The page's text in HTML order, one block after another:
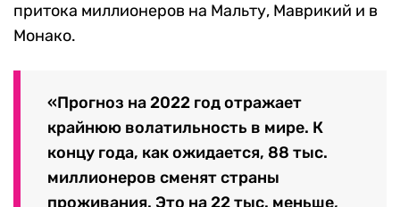
притока миллионеров на Мальту, Маврикий и в
Монако.
«Прогноз на 2022 год отражает
крайнюю волатильность в мире. К
концу года, как ожидается, 88 тыс.
миллионеров сменят страны
проживания. Это на 22 тыс. меньше,